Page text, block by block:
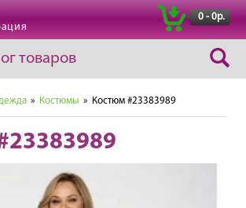
0 - 0р.
товаров
» Костюмы » Костюм #23383989